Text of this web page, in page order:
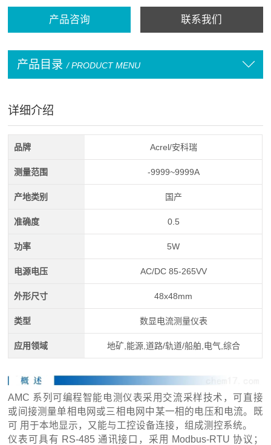
产品咨询 联系我们
产品目录 / PRODUCT MENU
详细介绍
品牌 Acrel/安科瑞
测量范围 -9999~9999A
产地类别 国产
准确度 0.5
功率 5W
电源电压 AC/DC 85-265VV
外形尺寸 48x48mm
类型 数显电流测量仪表
应用领域 地矿,能源,道路/轨道/船舶,电气,综合
AMC 系列可编程智能电测仪表采用交流采样技术，可直接
或间接测量单相电网或三相电网中某一相的电压和电流。既
可 用于本地显示，又能与工控设备连接，组成测控系统。
仪表可具有 RS-485 通讯接口，采用 Modbus-RTU 协议；